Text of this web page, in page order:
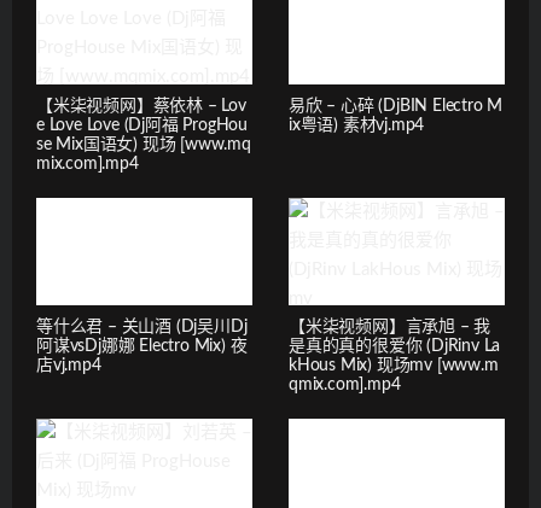
【米柒视频网】蔡依林 – Lov
e Love Love (Dj阿福 ProgHou
se Mix国语女) 现场 [www.mq
mix.com].mp4
易欣 – 心碎 (DjBIN Electro M
ix粤语) 素材vj.mp4
等什么君 – 关山酒 (Dj吴川Dj
阿谋vsDj娜娜 Electro Mix) 夜
店vj.mp4
【米柒视频网】言承旭 – 我
是真的真的很爱你 (DjRinv La
kHous Mix) 现场mv [www.m
qmix.com].mp4